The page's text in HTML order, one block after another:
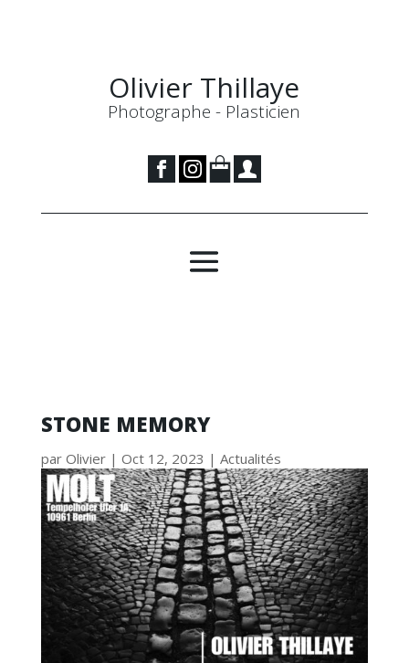
Olivier Thillaye
Photographe - Plasticien
STONE MEMORY
par Olivier| Oct 12, 2023 | Actualités